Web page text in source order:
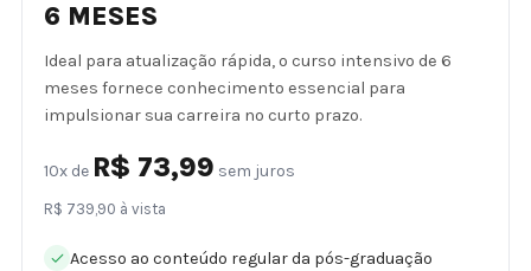
6 MESES
Ideal para atualização rápida, o curso intensivo de 6
meses fornece conhecimento essencial para
impulsionar sua carreira no curto prazo.
10x de R$ 73,99 sem juros
R$ 739,90 à vista
Acesso ao conteúdo regular da pós-graduação